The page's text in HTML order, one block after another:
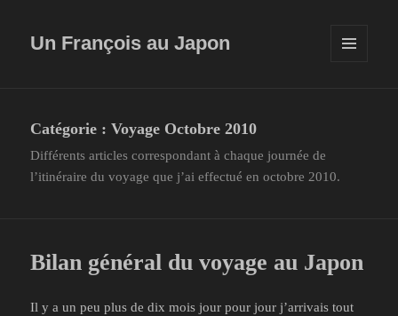
Un François au Japon
Catégorie :Voyage Octobre 2010
Différents articles correspondant à chaque journée de
l’itinéraire du voyage que j’ai effectué en octobre 2010.
Bilan général du voyage au Japon
Il y a un peu plus de dix mois jour pour jour j’arrivais tout